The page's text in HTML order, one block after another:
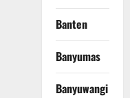
Banten
Banyumas
Banyuwangi